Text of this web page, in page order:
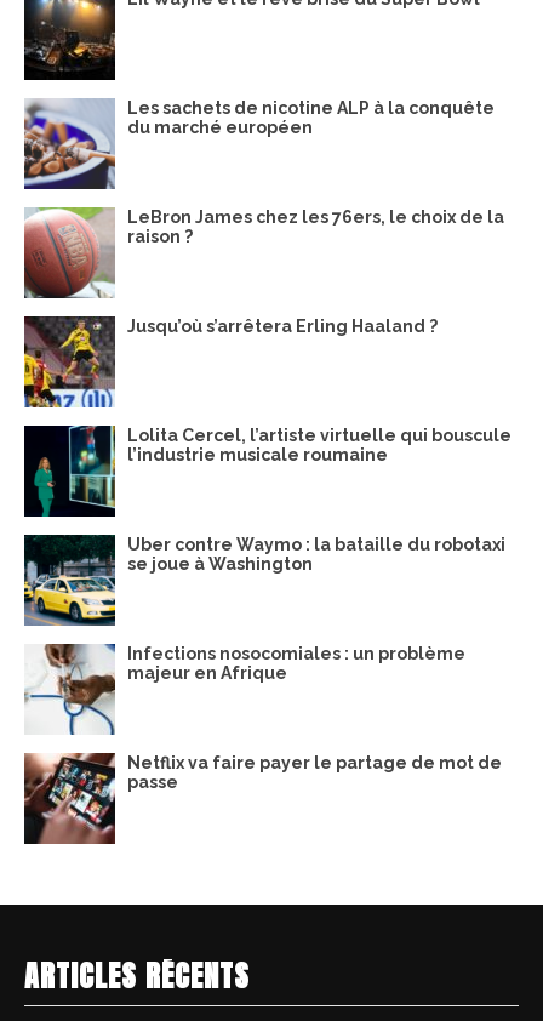
Les sachets de nicotine ALP à la conquête
du marché européen
LeBron James chez les 76ers, le choix de la
raison ?
Jusqu’où s’arrêtera Erling Haaland ?
Lolita Cercel, l’artiste virtuelle qui bouscule
l’industrie musicale roumaine
Uber contre Waymo : la bataille du robotaxi
se joue à Washington
Infections nosocomiales : un problème
majeur en Afrique
Netflix va faire payer le partage de mot de
passe
ARTICLES RÉCENTS